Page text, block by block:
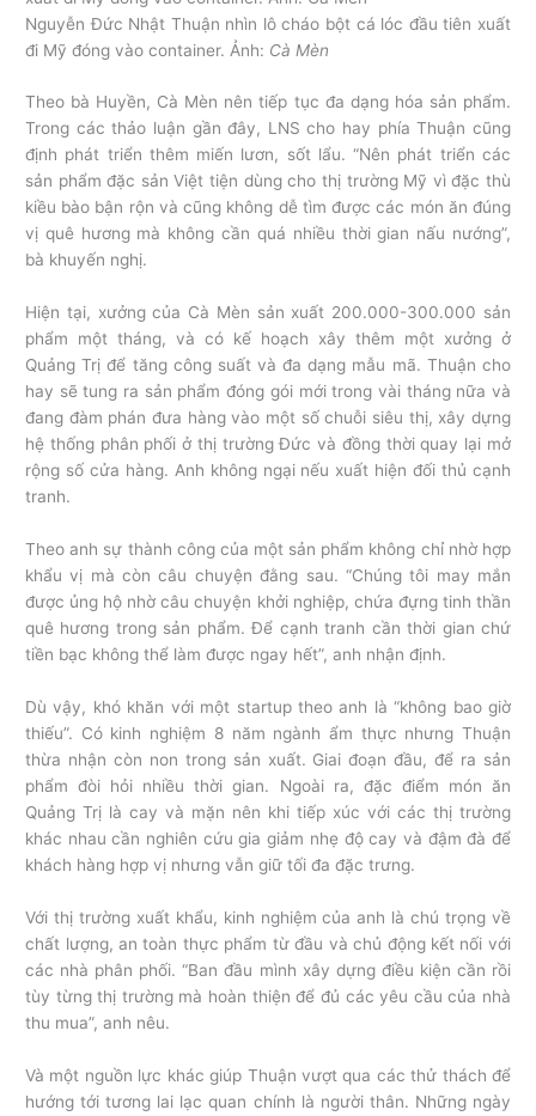
Nguyễn Đức Nhật Thuận nhìn lô cháo bột cá lóc đầu tiên xuất
đi Mỹ đóng vào container. Ảnh: Cà Mèn
Theo bà Huyền, Cà Mèn nên tiếp tục đa dạng hóa sản phẩm.
Trong các thảo luận gần đây, LNS cho hay phía Thuận cũng
định phát triển thêm miến lươn, sốt lẩu. “Nên phát triển các
sản phẩm đặc sản Việt tiện dùng cho thị trường Mỹ vì đặc thù
kiều bào bận rộn và cũng không dễ tìm được các món ăn đúng
vị quê hương mà không cần quá nhiều thời gian nấu nướng”,
bà khuyến nghị.
Hiện tại, xưởng của Cà Mèn sản xuất 200.000-300.000 sản
phẩm một tháng, và có kế hoạch xây thêm một xưởng ở
Quảng Trị để tăng công suất và đa dạng mẫu mã. Thuận cho
hay sẽ tung ra sản phẩm đóng gói mới trong vài tháng nữa và
đang đàm phán đưa hàng vào một số chuỗi siêu thị, xây dựng
hệ thống phân phối ở thị trường Đức và đồng thời quay lại mở
rộng số cửa hàng. Anh không ngại nếu xuất hiện đối thủ cạnh
tranh.
Theo anh sự thành công của một sản phẩm không chỉ nhờ hợp
khẩu vị mà còn câu chuyện đằng sau. “Chúng tôi may mắn
được ủng hộ nhờ câu chuyện khởi nghiệp, chứa đựng tinh thần
quê hương trong sản phẩm. Để cạnh tranh cần thời gian chứ
tiền bạc không thể làm được ngay hết”, anh nhận định.
Dù vậy, khó khăn với một startup theo anh là “không bao giờ
thiếu”. Có kinh nghiệm 8 năm ngành ẩm thực nhưng Thuận
thừa nhận còn non trong sản xuất. Giai đoạn đầu, để ra sản
phẩm đòi hỏi nhiều thời gian. Ngoài ra, đặc điểm món ăn
Quảng Trị là cay và mặn nên khi tiếp xúc với các thị trường
khác nhau cần nghiên cứu gia giảm nhẹ độ cay và đậm đà để
khách hàng hợp vị nhưng vẫn giữ tối đa đặc trưng.
Với thị trường xuất khẩu, kinh nghiệm của anh là chú trọng về
chất lượng, an toàn thực phẩm từ đầu và chủ động kết nối với
các nhà phân phối. “Ban đầu mình xây dựng điều kiện cần rồi
tùy từng thị trường mà hoàn thiện để đủ các yêu cầu của nhà
thu mua”, anh nêu.
Và một nguồn lực khác giúp Thuận vượt qua các thử thách để
hướng tới tương lai lạc quan chính là người thân. Những ngày